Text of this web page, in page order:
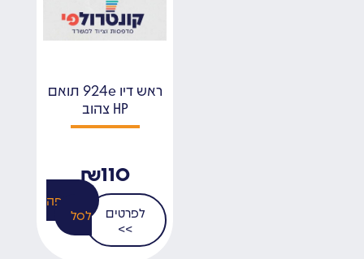
ראש דיו 924e תואם
HP צהוב
₪110
לפרטים
>>
הוספה
לסל